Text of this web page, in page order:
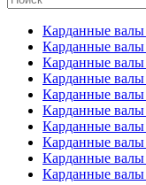
Карданные
Карданные
Карданные
Карданные
Карданные валы
Карданные
Карданные
Карданные
Карданные
Карданные